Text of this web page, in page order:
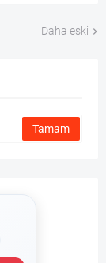
Daha eski